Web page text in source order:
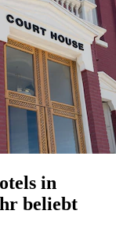
in
beliebt